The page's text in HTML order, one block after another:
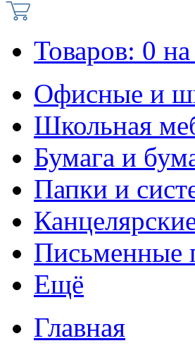
Товаров: 0 на
Офисные и
Школьная
Бумага и
Папки и
Письменные
Ещё
Главная